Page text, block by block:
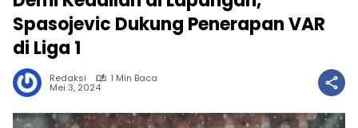
Spasojevic Dukung Penerapan VAR
di Liga 1
Redaksi 1 Min Baca
Mei 3, 2024